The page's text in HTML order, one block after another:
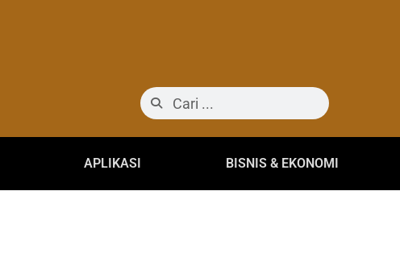
APLIKASI BISNIS & EKONOMI